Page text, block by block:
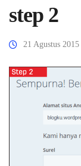
step 2
21 Agustus 2015